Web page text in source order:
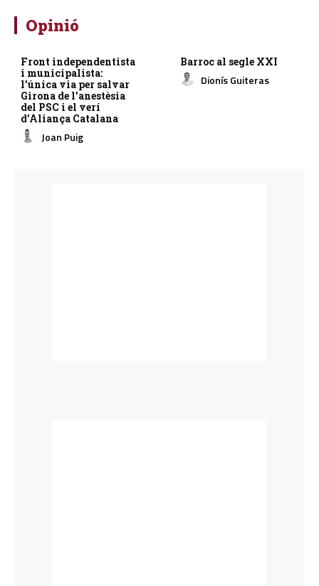
Opinió
Front independentista
i municipalista:
l’única via per salvar
Girona de l’anestèsia
del PSC i el verí
d’Aliança Catalana
Joan Puig
Barroc al segle XXI
Dionís Guiteras